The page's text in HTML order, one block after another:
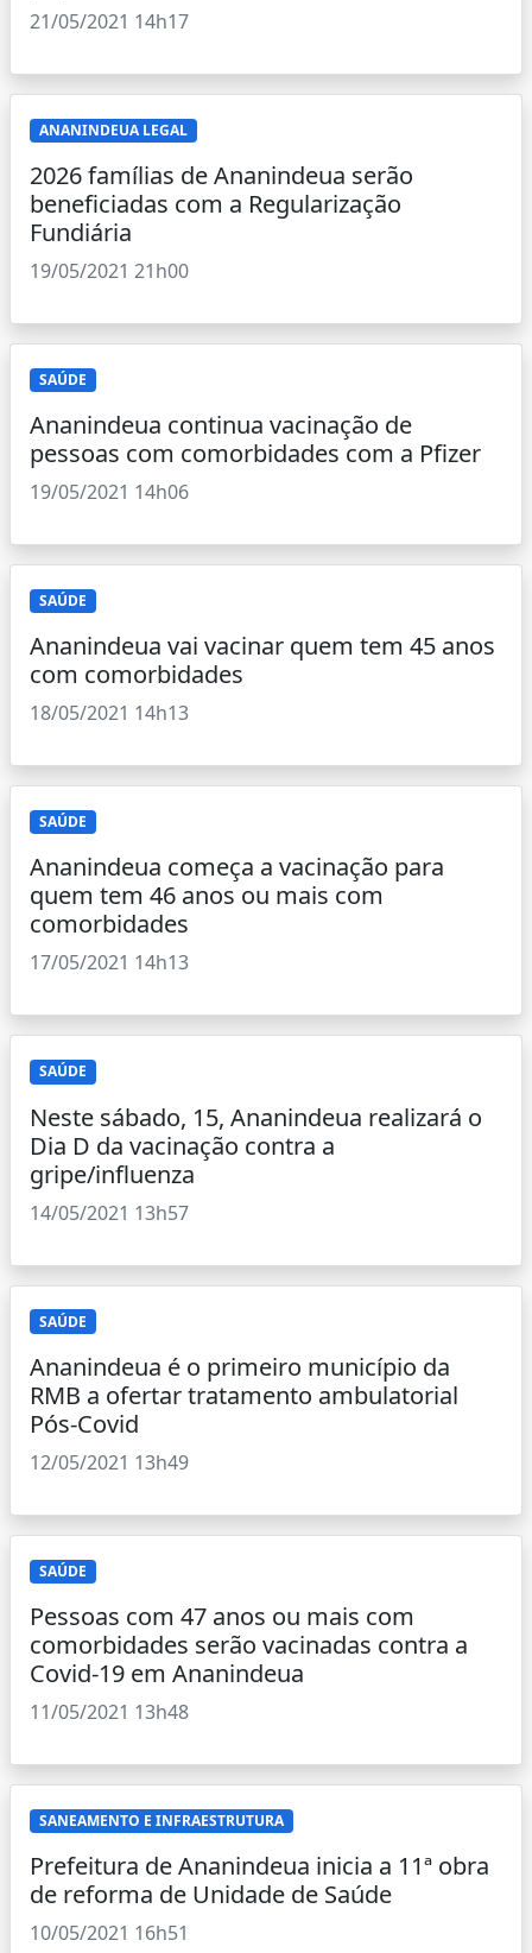
21/05/2021 14h17
ANANINDEUA LEGAL
2026 famílias de Ananindeua serão
beneficiadas com a Regularização
Fundiária
19/05/2021 21h00
SAÚDE
Ananindeua continua vacinação de
pessoas com comorbidades com a Pfizer
19/05/2021 14h06
SAÚDE
Ananindeua vai vacinar quem tem 45 anos
com comorbidades
18/05/2021 14h13
SAÚDE
Ananindeua começa a vacinação para
quem tem 46 anos ou mais com
comorbidades
17/05/2021 14h13
SAÚDE
Neste sábado, 15, Ananindeua realizará o
Dia D da vacinação contra a
gripe/influenza
14/05/2021 13h57
SAÚDE
Ananindeua é o primeiro município da
RMB a ofertar tratamento ambulatorial
Pós-Covid
12/05/2021 13h49
SAÚDE
Pessoas com 47 anos ou mais com
comorbidades serão vacinadas contra a
Covid-19 em Ananindeua
11/05/2021 13h48
SANEAMENTO E INFRAESTRUTURA
Prefeitura de Ananindeua inicia a 11ª obra
de reforma de Unidade de Saúde
10/05/2021 16h51